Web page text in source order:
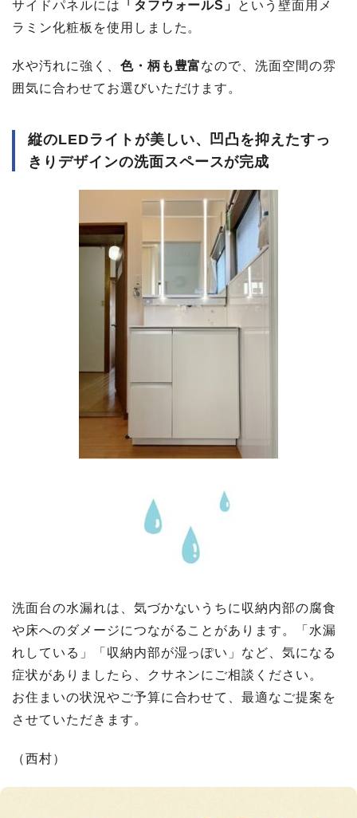
サイドパネルには 「タフウォールS」 という壁面用メ
ラミン化粧板を使用しました。
水や汚れに強く、 色・柄も豊富なので、洗面空間の雰
囲気に合わせてお選びいただけます。
縦のLEDライトが美しい、凹凸を抑えたすっ
きりデザインの洗面スペースが完成
洗面台の水漏れは、気づかないうちに収納内部の腐食
や床へのダメージにつながることがあります。「水漏
れしている」「収納内部が湿っぽい」など、気になる
症状がありましたら、クサネンにご相談ください。
お住まいの状況やご予算に合わせて、最適なご提案を
させていただきます。
（西村）